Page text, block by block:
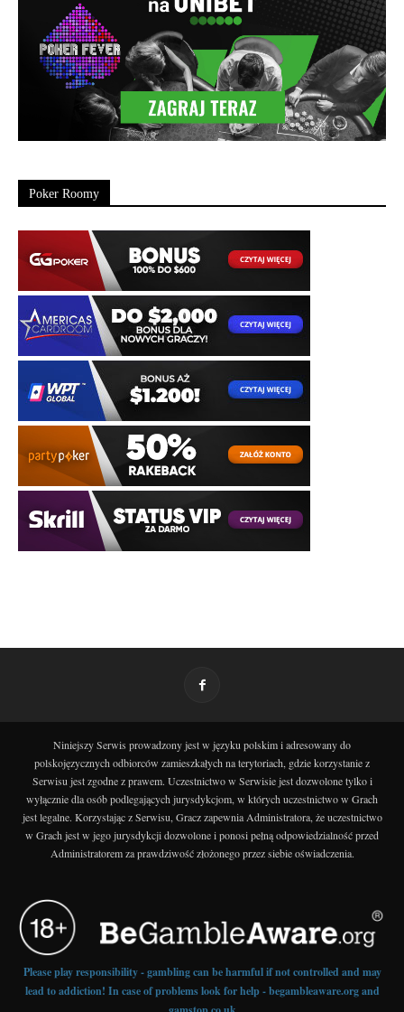
Poker Roomy
Niniejszy Serwis prowadzony jest w języku polskim i adresowany do
polskojęzycznych odbiorców zamieszkałych na terytoriach, gdzie korzystanie z
Serwisu jest zgodne z prawem. Uczestnictwo w Serwisie jest dozwolone tylko i
wyłącznie dla osób podlegających jurysdykcjom, w których uczestnictwo w Grach
jest legalne. Korzystając z Serwisu, Gracz zapewnia Administratora, że uczestnictwo
w Grach jest w jego jurysdykcji dozwolone i ponosi pełną odpowiedzialność przed
Administratorem za prawdziwość złożonego przez siebie oświadczenia.
Please play responsibility - gambling can be harmful if not controlled and may
lead to addiction! In case of problems look for help - begambleaware.org and